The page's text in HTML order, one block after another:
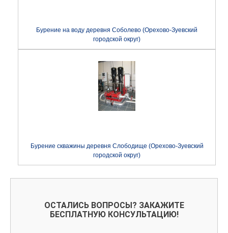
Бурение на воду деревня Соболево (Орехово-Зуевский
городской округ)
Бурение скважины деревня Слободище (Орехово-Зуевский
городской округ)
ОСТАЛИСЬ ВОПРОСЫ? ЗАКАЖИТЕ
БЕСПЛАТНУЮ КОНСУЛЬТАЦИЮ!